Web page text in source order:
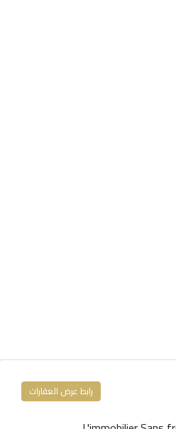
رابط عرض العقارات